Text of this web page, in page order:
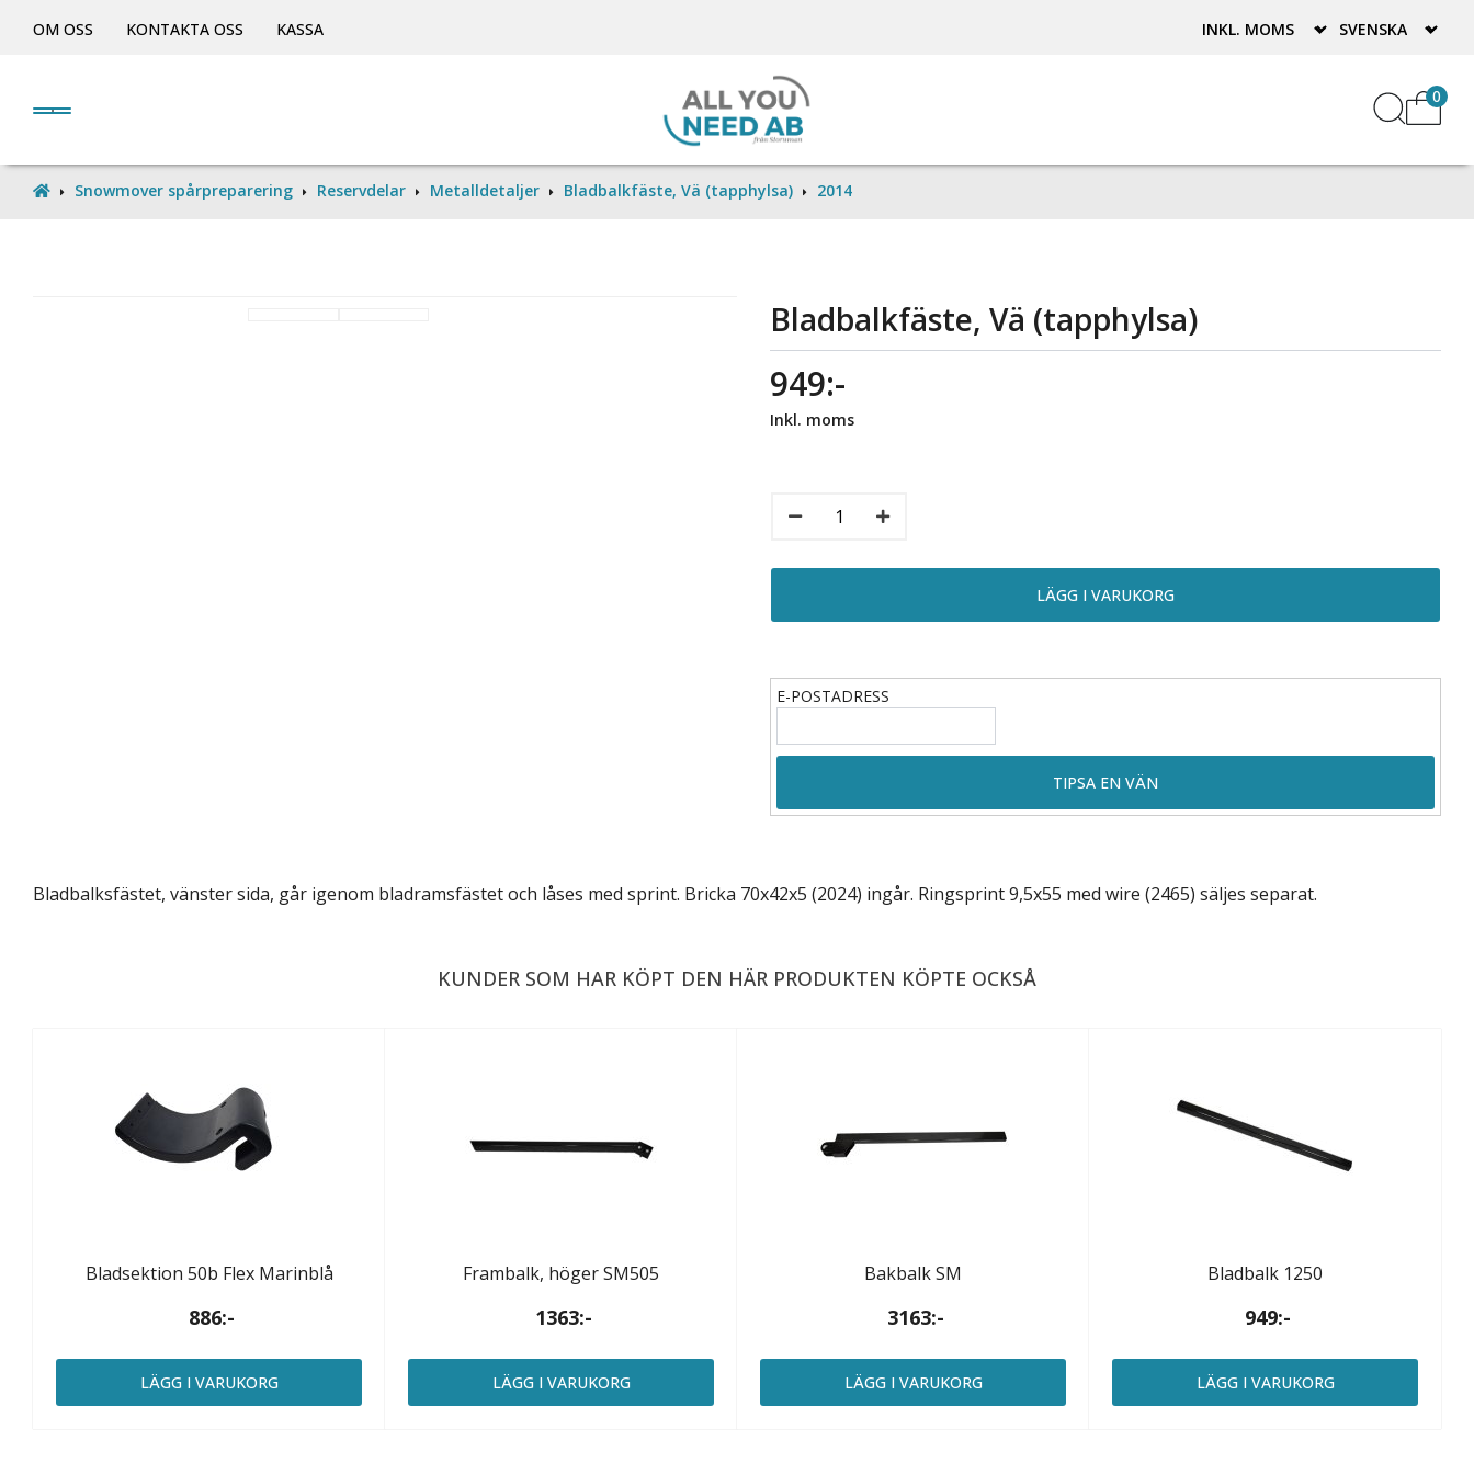
OM OSS KONTAKTA OSS KASSA
0
Snowmover spårpreparering Reservdelar Metalldetaljer Bladbalkfäste, Vä (tapphylsa) 2014
Bladbalkfäste, Vä (tapphylsa)
949:-
Inkl. moms
E-POSTADRESS
Bladbalksfästet, vänster sida, går igenom bladramsfästet och låses med sprint. Bricka 70x42x5 (2024) ingår. Ringsprint 9,5x55 med wire (2465) säljes separat.
KUNDER SOM HAR KÖPT DEN HÄR PRODUKTEN KÖPTE OCKSÅ
Bladsektion 50b Flex Marinblå
886:-
LÄGG I VARUKORG
Frambalk, höger SM505
1363:-
LÄGG I VARUKORG
Bakbalk SM
3163:-
LÄGG I VARUKORG
Bladbalk 1250
949:-
LÄGG I VARUKORG